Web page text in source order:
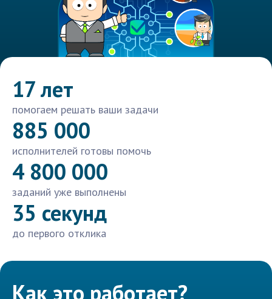
17 лет
помогаем решать ваши задачи
885 000
исполнителей готовы помочь
4 800 000
заданий уже выполнены
35 секунд
до первого отклика
Как это работает?